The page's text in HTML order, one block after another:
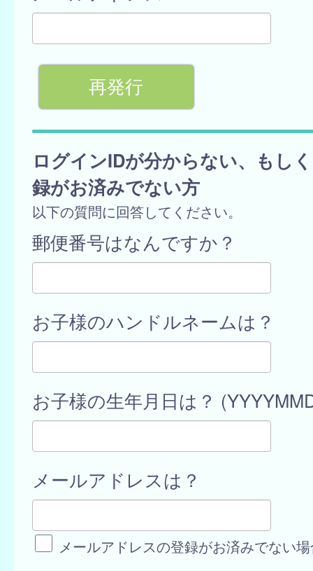
ログインIDが分からない、もし
録がお済みでない方
以下の質問に回答してください。
郵便番号はなんですか？
お子様のハンドルネームは？
お子様の生年月日は？
メールアドレスは？
メールアドレスの登録がお済みでない